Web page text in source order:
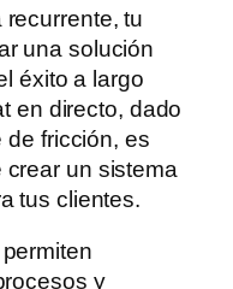
tu
una solución
éxito a largo
en directo, dado
de fricción, es
un sistema
tus clientes.
y